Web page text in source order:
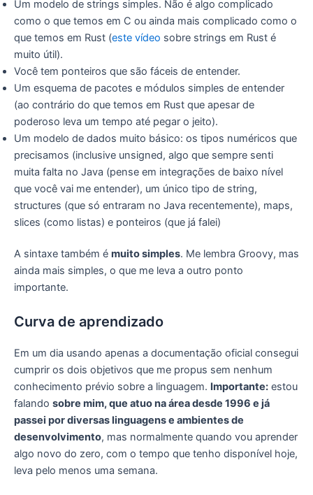
Um modelo de strings simples. Não é algo complicado
como o que temos em C ou ainda mais complicado como o
que temos em Rust (este vídeo sobre strings em Rust é
muito útil).
Você tem ponteiros que são fáceis de entender.
Um esquema de pacotes e módulos simples de entender
(ao contrário do que temos em Rust que apesar de
poderoso leva um tempo até pegar o jeito).
Um modelo de dados muito básico: os tipos numéricos que
precisamos (inclusive unsigned, algo que sempre senti
muita falta no Java (pense em integrações de baixo nível
que você vai me entender), um único tipo de string,
structures (que só entraram no Java recentemente), maps,
slices (como listas) e ponteiros (que já falei)
A sintaxe também é muito simples. Me lembra Groovy, mas
ainda mais simples, o que me leva a outro ponto
importante.
Curva de aprendizado
Em um dia usando apenas a documentação oficial consegui
cumprir os dois objetivos que me propus sem nenhum
conhecimento prévio sobre a linguagem. Importante: estou
falando sobre mim, que atuo na área desde 1996 e já
passei por diversas linguagens e ambientes de
desenvolvimento, mas normalmente quando vou aprender
algo novo do zero, com o tempo que tenho disponível hoje,
leva pelo menos uma semana.